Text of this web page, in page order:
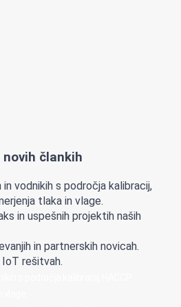
novih člankih
vodnikih s področja kalibracij,
tlaka in vlage.
in uspešnih projektih naših
in partnerskih novicah.
IoT rešitvah.